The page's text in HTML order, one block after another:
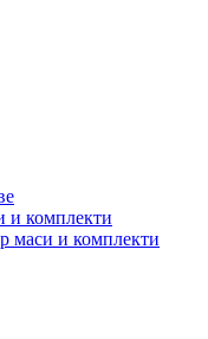
и комплекти
маси и комплекти